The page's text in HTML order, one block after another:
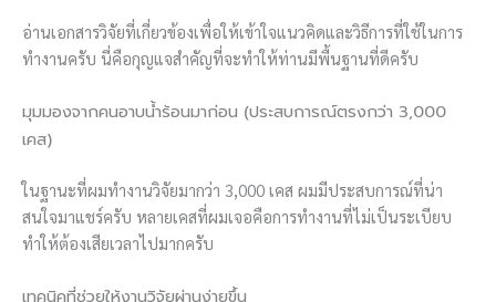
อ่านเอกสารวิจัยที่เกี่ยวข้องเพื่อให้เข้าใจแนวคิดและวิธีการที่ใช้ในการ
ทำงานครับ นี่คือกุญแจสำคัญที่จะทำให้ท่านมีพื้นฐานที่ดีครับ
มุมมองจากคนอาบน้ำร้อนมาก่อน (ประสบการณ์ตรงกว่า 3,000
เคส)
ในฐานะที่ผมทำงานวิจัยมากว่า 3,000 เคส ผมมีประสบการณ์ที่น่า
สนใจมาแชร์ครับ หลายเคสที่ผมเจอคือการทำงานที่ไม่เป็นระเบียบ
ทำให้ต้องเสียเวลาไปมากครับ
เทคนิคที่ช่วยให้งานวิจัยผ่านง่ายขึ้น